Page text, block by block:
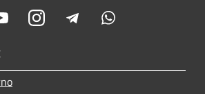
YoutubeInstagram Telegram